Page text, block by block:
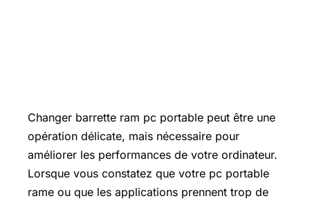
Changer barrette ram pc portable peut être une
opération délicate, mais nécessaire pour
améliorer les performances de votre ordinateur.
Lorsque vous constatez que votre pc portable
rame ou que les applications prennent trop de